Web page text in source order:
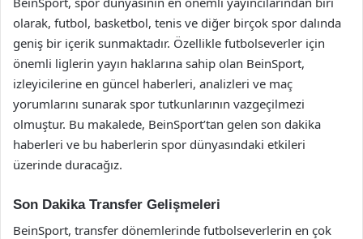
olarak, futbol, basketbol, tenis ve diğer birçok spor dalında
geniş bir içerik sunmaktadır. Özellikle futbolseverler için
önemli liglerin yayın haklarına sahip olan BeinSport,
izleyicilerine en güncel haberleri, analizleri ve maç
yorumlarını sunarak spor tutkunlarının vazgeçilmezi
olmuştur. Bu makalede, BeinSport’tan gelen son dakika
haberleri ve bu haberlerin spor dünyasındaki etkileri
üzerinde duracağız.
Son Dakika Transfer Gelişmeleri
BeinSport, transfer dönemlerinde futbolseverlerin en çok